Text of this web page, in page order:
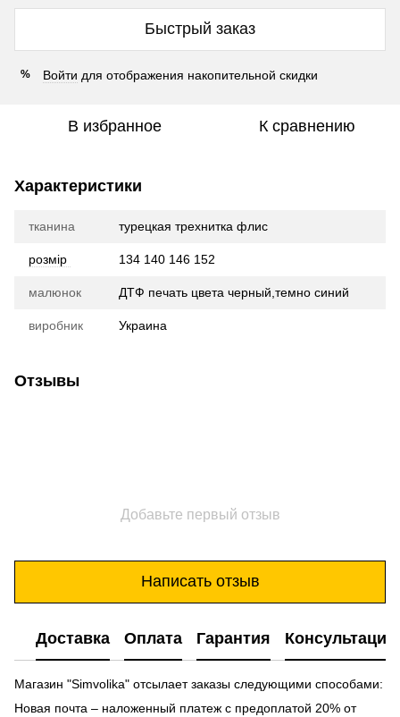
Быстрый заказ
% Войти для отображения накопительной скидки
В избранное К сравнению
Характеристики
тканина турецкая трехнитка флис
розмір 134 140 146 152
малюнок ДТФ печать цвета черный,темно синий
виробник Украина
Отзывы
Добавьте первый отзыв
Написать отзыв
Доставка Оплата Гарантия Консультация
Магазин "Simvolika" отсылает заказы следующими способами:
Новая почта – наложенный платеж с предоплатой 20% от